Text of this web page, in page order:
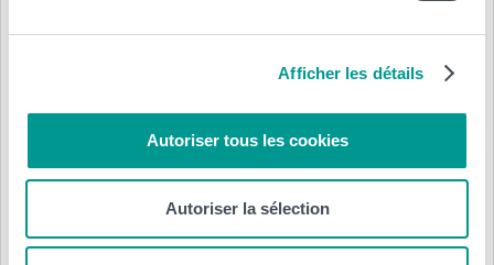
Afficher les détails
Autoriser tous les cookies
Autoriser la sélection
3 juin 2024parHELHa